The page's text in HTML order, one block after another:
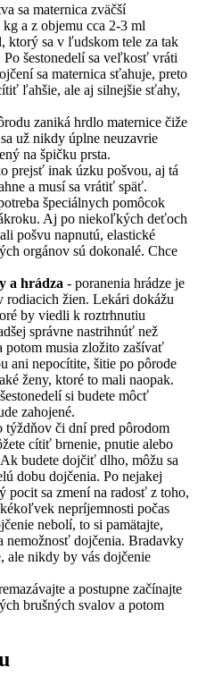
sa maternica zväčší
a z objemu cca 2-3 ml
ktorý sa v ľudskom tele za tak
šestonedelí sa veľkosť vráti
sa maternica sťahuje, preto
ľahšie, ale aj silnejšie sťahy,
zaniká hrdlo maternice čiže
už nikdy úplne neuzavrie
na špičku prsta.
prejsť inak úzku pošvou, aj tá
a musí sa vrátiť späť.
špeciálnych pomôcok
Aj po niekoľkých deťoch
pošvu napnutú, elastické
orgánov sú dokonalé. Chce
a hrádza - poranenia hrádze je
rodiacich žien. Lekári dokážu
by viedli k roztrhnutiu
správne nastrihnúť než
potom musia zložito zašívať
ani nepocítite, šitie po pôrode
ženy, ktoré to mali naopak.
si budete môcť
zahojené.
týždňov či dní pred pôrodom
cítiť brnenie, pnutie alebo
budete dojčiť dlho, môžu sa
dobu dojčenia. Po nejakej
pocit sa zmení na radosť z toho,
nepríjemnosti počas
nebolí, to si pamätajte,
nemožnosť dojčenia. Bradavky
ale nikdy by vás dojčenie
a postupne začínajte
brušných svalov a potom